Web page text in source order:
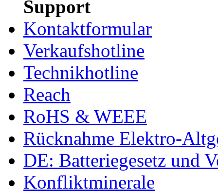
Support
Kontaktformular
Verkaufshotline
Technikhotline
Reach
RoHS & WEEE
Rücknahme Elektro-
DE: Batteriegesetz und
Konfliktminerale